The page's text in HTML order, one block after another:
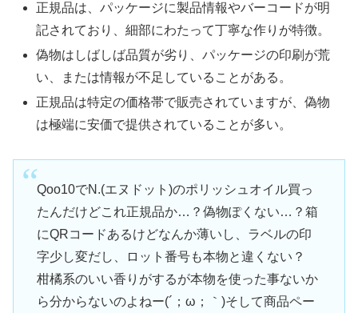
正規品は、パッケージに製品情報やバーコードが明
記されており、細部にわたって丁寧な作りが特徴。
偽物はしばしば品質が劣り、パッケージの印刷が荒
い、または情報が不足していることがある。
正規品は特定の価格帯で販売されていますが、偽物
は極端に安価で提供されていることが多い。
Qoo10でN.(エヌドット)のポリッシュオイル買っ
たんだけどこれ正規品か…？偽物ぽくない…？箱
にQRコードあるけどなんか薄いし、ラベルの印
字少し変だし、ロット番号も本物と違くない？
柑橘系のいい香りがするが本物を使った事ないか
ら分からないのよねー(´；ω；｀)そして商品ペー